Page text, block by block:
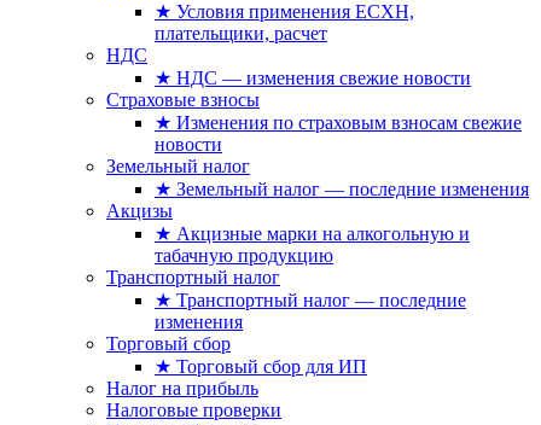
★ Условия применения ЕСХН,
плательщики, расчет
НДС
★ НДС — изменения свежие новости
Страховые взносы
★ Изменения по страховым взносам свежие
новости
Земельный налог
★ Земельный налог — последние изменения
Акцизы
★ Акцизные марки на алкогольную и
табачную продукцию
Транспортный налог
★ Транспортный налог — последние
изменения
Торговый сбор
★ Торговый сбор для ИП
Налог на прибыль
Налоговые проверки